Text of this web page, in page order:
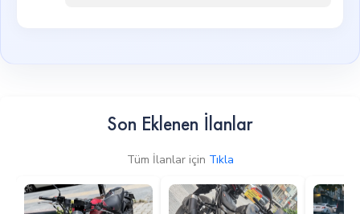
Son Eklenen İlanlar
Tüm İlanlar için Tıkla